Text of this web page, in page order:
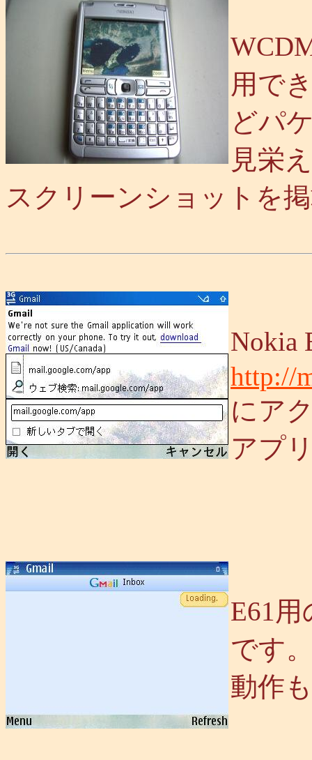
用で
どパ
見栄
スクリーンショットを
Nokia
http://
にア
アプ
E61
です
動作